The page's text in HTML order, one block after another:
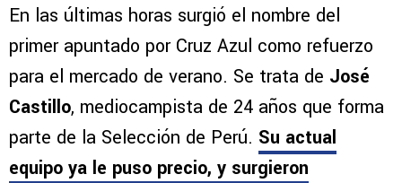
En las últimas horas surgió el nombre del
primer apuntado por Cruz Azul como refuerzo
para el mercado de verano. Se trata de José
Castillo, mediocampista de 24 años que forma
parte de la Selección de Perú. Su actual
equipo ya le puso precio, y surgieron